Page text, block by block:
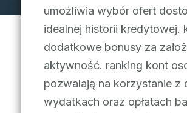
umożliwia wybór ofert
idealnej historii kredytowej.
dodatkowe bonusy za
aktywność. ranking kont
pozwalają na korzystanie
wydatkach oraz opłatach